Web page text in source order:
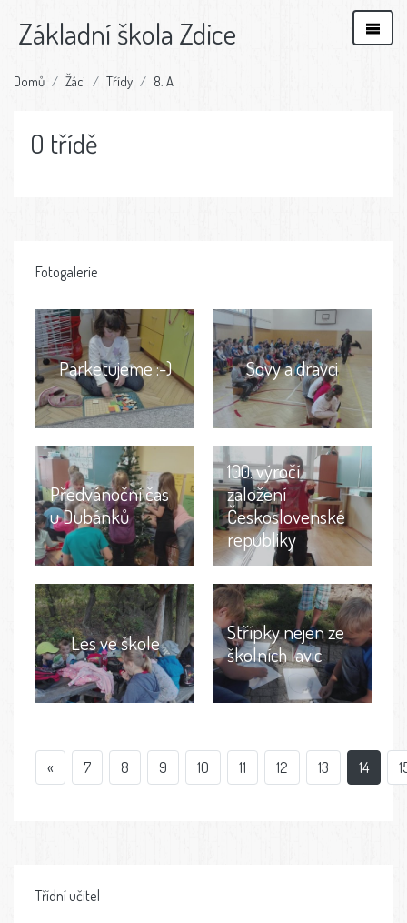
Základní škola Zdice
Domů Žáci Třídy 8. A
O třídě
Fotogalerie
Parketujeme :-) Sovy a dravci
Předvánoční čas
u Dubánků
100. výročí
založení
Československé
republiky
Les ve škole
Střípky nejen ze
školních lavic
« 7 8 9 10 11 12 13 14
Třídní učitel